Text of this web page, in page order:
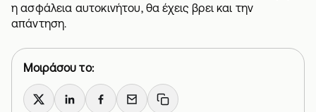
η ασφάλεια αυτοκινήτου, θα έχεις βρει και την
απάντηση.
Μοιράσου το:
X LinkedInFacebook
Email Copy link